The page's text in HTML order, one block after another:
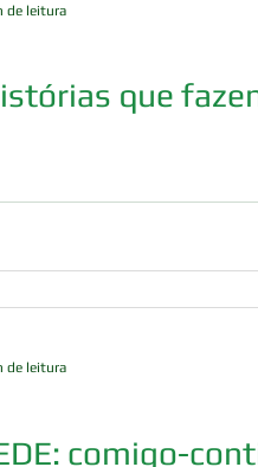
que
de leitura
comigo-
de leitura